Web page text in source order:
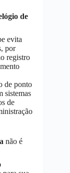
de
evita
por
registro
de ponto
sistemas
de
não é